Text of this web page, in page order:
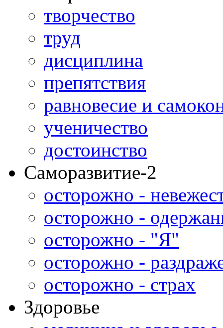
творчество
труд
дисциплина
препятствия
равновесие и
ученичество
достоинство
Саморазвитие-2
осторожно -
осторожно -
осторожно - "Я"
осторожно -
осторожно - страх
Здоровье